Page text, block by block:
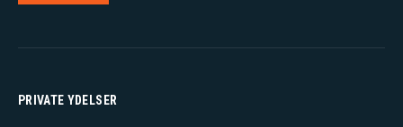
PRIVATE YDELSER